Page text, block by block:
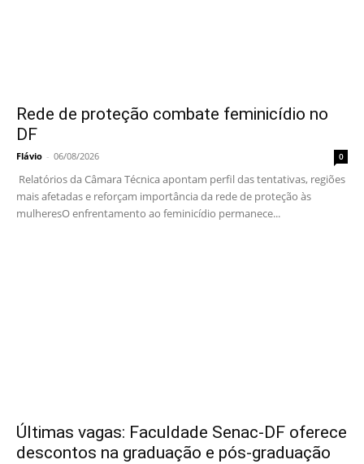
Rede de proteção combate feminicídio no
DF
Flávio - 06/08/2026 0
Relatórios da Câmara Técnica apontam perfil das tentativas, regiões
mais afetadas e reforçam importância da rede de proteção às
mulheresO enfrentamento ao feminicídio permanece...
Últimas vagas: Faculdade Senac-DF oferece
descontos na graduação e pós-graduação